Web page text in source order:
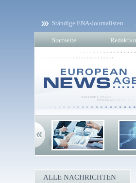
Ständige ENA-Journalisten
Startseite
ALLE NACHRICHTEN